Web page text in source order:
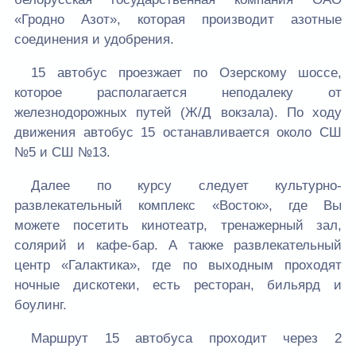
«Гродно Азот», которая производит азотные
соединения и удобрения.
15 автобус проезжает по Озерскому шоссе,
которое располагается неподалеку от
железнодорожных путей (Ж/Д вокзала). По ходу
движения автобус 15 останавливается около СШ
№5 и СШ №13.
Далее по курсу следует культурно-
развлекательный комплекс «Восток», где Вы
можете посетить кинотеатр, тренажерный зал,
солярий и кафе-бар. А также развлекательный
центр «Галактика», где по выходным проходят
ночные дискотеки, есть ресторан, бильярд и
боулинг.
Маршрут 15 автобуса проходит через 2